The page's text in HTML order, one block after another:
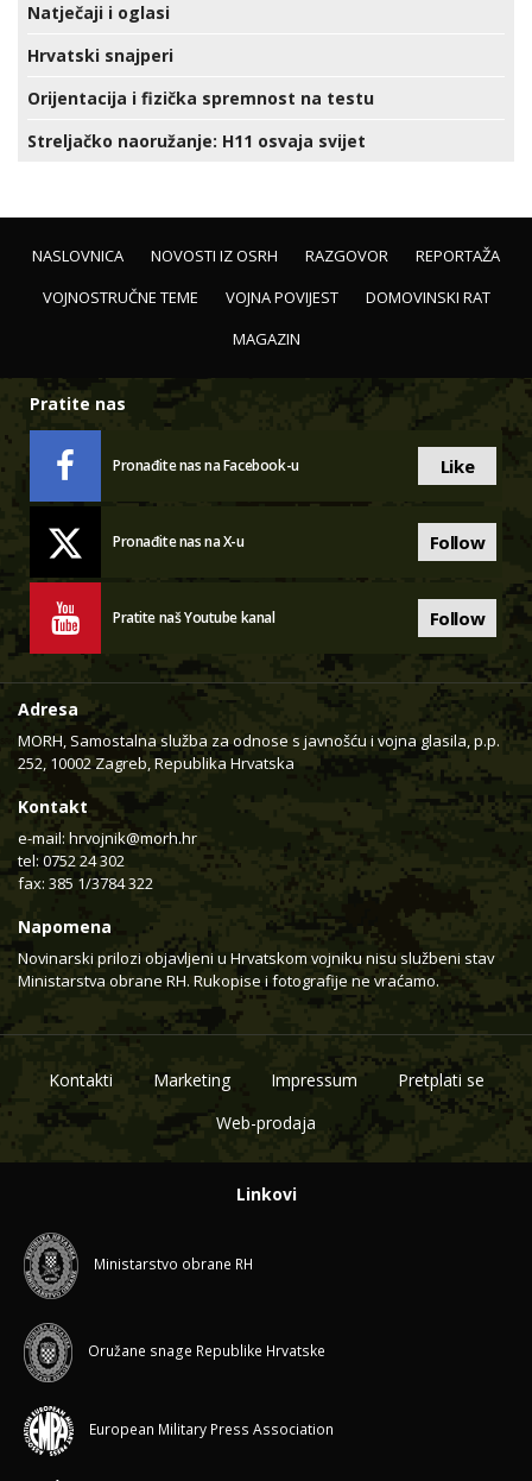
Natječaji i oglasi
Hrvatski snajperi
Orijentacija i fizička spremnost na testu
Streljačko naoružanje: H11 osvaja svijet
NASLOVNICA NOVOSTI IZ OSRH RAZGOVOR
REPORTAŽA
VOJNOSTRUČNE TEME
VOJNA POVIJEST
DOMOVINSKI RAT
MAGAZIN
Pratite nas
Pronađite nas na Facebook-u Like
Pronađite nas na X-u Follow
Pratite naš Youtube kanal Follow
Adresa
MORH, Samostalna služba za odnose s javnošću i vojna glasila, p.p.
252, 10002 Zagreb, Republika Hrvatska
Kontakt
e-mail: hrvojnik@morh.hr
tel: 0752 24 302
fax: 385 1/3784 322
Napomena
Novinarski prilozi objavljeni u Hrvatskom vojniku nisu službeni stav
Ministarstva obrane RH. Rukopise i fotografije ne vraćamo.
Kontakti Marketing Impressum
Pretplati se
Web-prodaja
Linkovi
Ministarstvo obrane RH
Oružane snage Republike Hrvatske
European Military Press Association